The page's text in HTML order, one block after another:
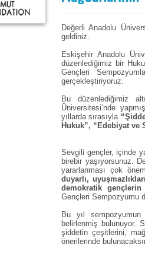
Değerli Anadolu
geldiniz.
Eskişehir Anadolu
düzenlediğimiz bir
Gençleri
gerçekleştiriyoruz.
Bu düzenlediğimiz
Üniversitesi’nde
yıllarda sırasıyla
Hukuk”, “Edebiyat ve
Sevgili gençler, içinde
birebir yaşıyorsunuz.
yararlanması çok
duyarlı,
demokratik
Gençleri Sempozyumu
Bu yıl
belirlenmiş bulunuyor.
şiddetin çeşitlerini,
önerilerinde